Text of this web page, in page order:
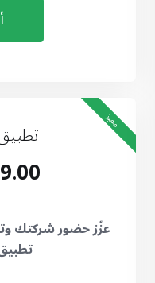
مميز
SAR
عزّز حضور شركتك